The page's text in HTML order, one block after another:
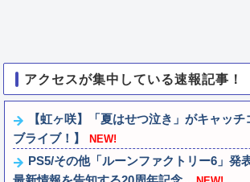
アクセスが集中している速報記事！
【虹ヶ咲】「夏はせつ泣き」がキャッ
ブライブ！】
NEW!
PS5/その他「ルーンファクトリー6」発